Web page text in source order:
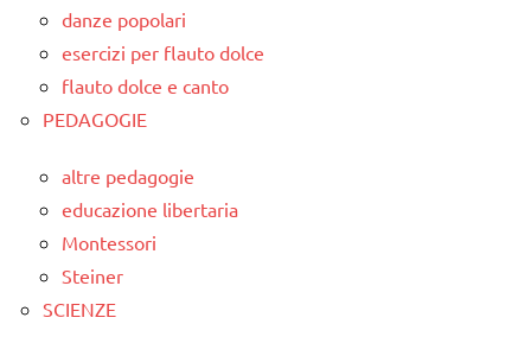
danze popolari
esercizi per flauto dolce
flauto dolce e canto
PEDAGOGIE
altre pedagogie
educazione libertaria
Montessori
Steiner
SCIENZE